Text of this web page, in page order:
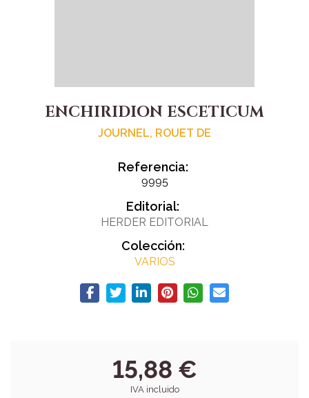
ENCHIRIDION ESCETICUM
JOURNEL, ROUET DE
Referencia:
9995
Editorial:
HERDER EDITORIAL
Colección:
VARIOS
15,88 €
IVA incluido